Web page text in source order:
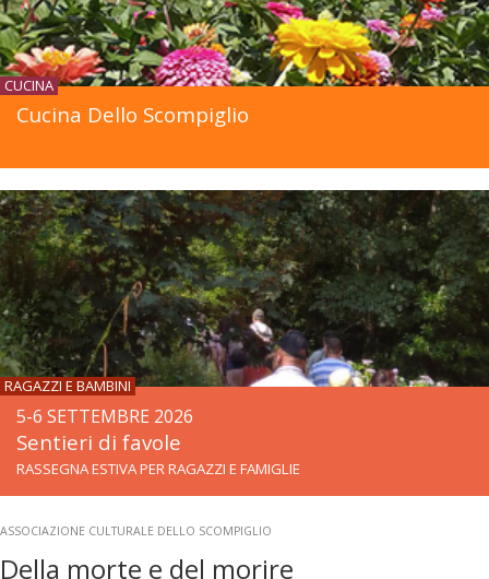
CUCINA
Cucina Dello Scompiglio
RAGAZZI E BAMBINI
5-6 SETTEMBRE 2026
Sentieri di favole
RASSEGNA ESTIVA PER RAGAZZI E FAMIGLIE
ASSOCIAZIONE CULTURALE DELLO SCOMPIGLIO
Della morte e del morire